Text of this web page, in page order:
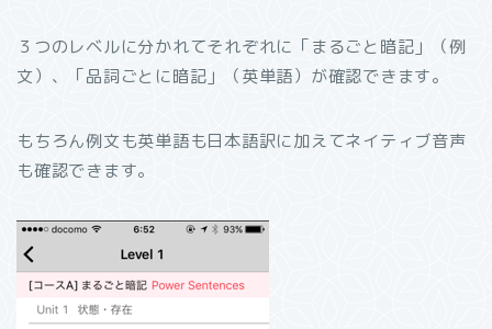
３つのレベルに分かれてそれぞれに「まるごと暗記」（例
文）、「品詞ごとに暗記」（英単語）が確認できます。
もちろん例文も英単語も日本語訳に加えてネイティブ音声
も確認できます。